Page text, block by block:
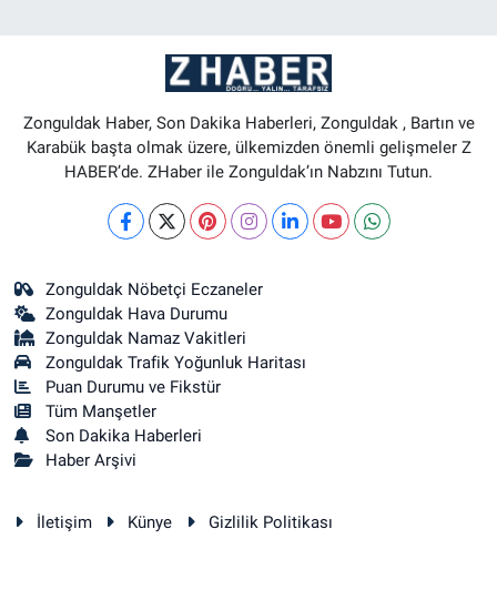
Zonguldak Haber, Son Dakika Haberleri, Zonguldak , Bartın ve
Karabük başta olmak üzere, ülkemizden önemli gelişmeler Z
HABER’de. ZHaber ile Zonguldak’ın Nabzını Tutun.
Zonguldak Nöbetçi Eczaneler
Zonguldak Hava Durumu
Zonguldak Namaz Vakitleri
Zonguldak Trafik Yoğunluk Haritası
Puan Durumu ve Fikstür
Tüm Manşetler
Son Dakika Haberleri
Haber Arşivi
İletişim Künye Gizlilik Politikası